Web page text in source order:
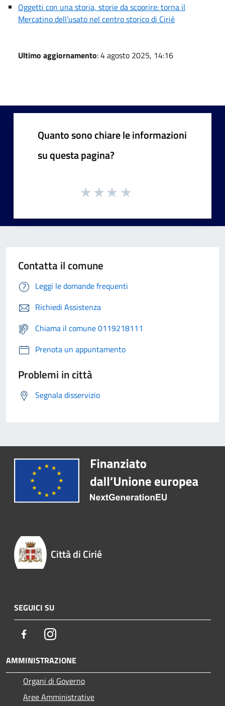
Oggetti con una storia, storie da scoprire: torna il
Mercatino dell’usato nel centro storico di Cirié
Ultimo aggiornamento: 4 agosto 2025, 14:16
Quanto sono chiare le informazioni
su questa pagina?
Contatta il comune
Leggi le domande frequenti
Richiedi Assistenza
Chiama il comune 0119218111
Prenota un appuntamento
Problemi in città
Segnala disservizio
Città di Cirié
SEGUICI SU
FacebookInstagram
AMMINISTRAZIONE
Organi di Governo
Aree Amministrative